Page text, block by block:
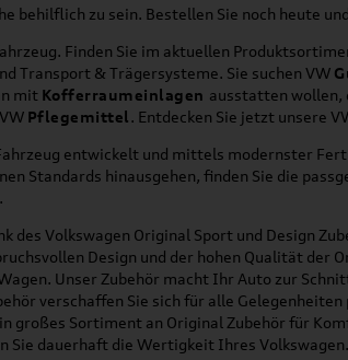
zu sein. Bestellen Sie noch heute
Finden Sie im aktuellen
Transport & Trägersysteme. Sie suchen VW
mit Kofferraumeinlagen ausstatten wollen,
Pflegemittel. Entdecken Sie jetzt unsere
entwickelt und mittels modernster
Standards hinausgehen, finden Sie die
des Volkswagen Original Sport und Design
Design und der hohen Qualität
Unser Zubehör macht Ihr Auto zur
verschaffen Sie sich für alle
Sortiment an Original Zubehör für
Sie dauerhaft die Wertigkeit Ihres Volkswagen.